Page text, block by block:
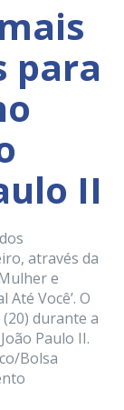
para
II
através da
e
Você’. O
durante a
Paulo II.
Bolsa